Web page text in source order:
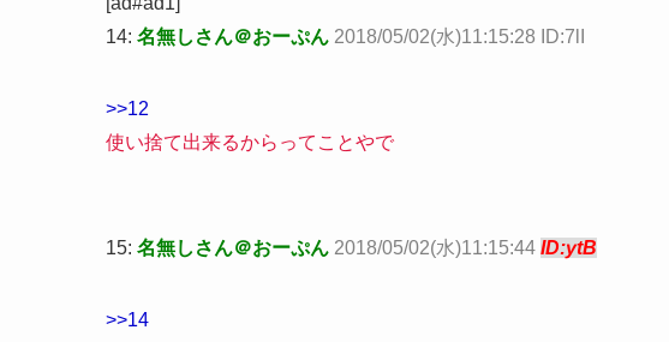
14: 名無しさん＠おーぷん 2018/05/02(水)11:15:28 ID:7lI
>>12
使い捨て出来るからってことやで
15: 名無しさん＠おーぷん 2018/05/02(水)11:15:44 ID:ytB
>>14